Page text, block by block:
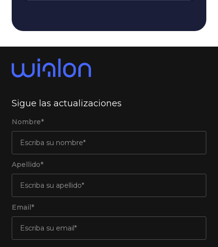
Sigue las actualizaciones
Nombre*
Apellido*
Email*